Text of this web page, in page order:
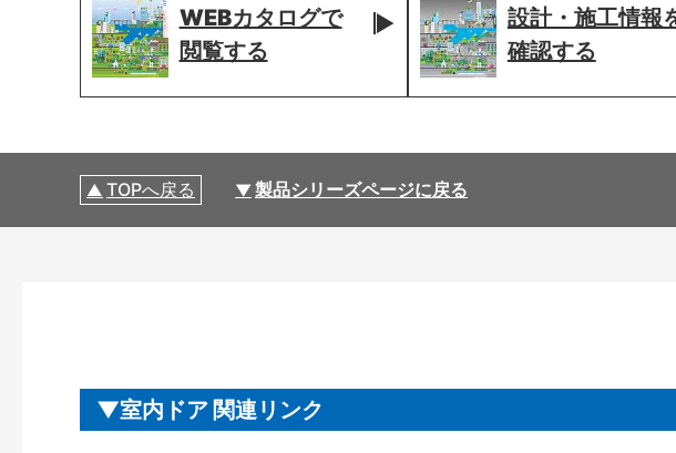
WEBカタログで
閲覧する
設計・施工情報
確認する
TOPへ戻る 製品シリーズページに戻る
室内ドア 関連リンク